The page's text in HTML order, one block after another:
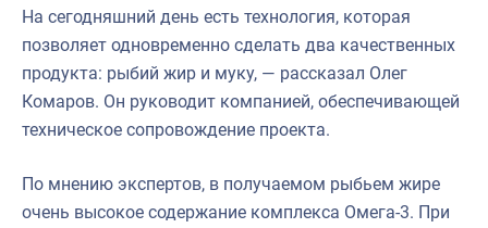
На сегодняшний день есть технология, которая
позволяет одновременно сделать два качественных
продукта: рыбий жир и муку, — рассказал Олег
Комаров. Он руководит компанией, обеспечивающей
техническое сопровождение проекта.
По мнению экспертов, в получаемом рыбьем жире
очень высокое содержание комплекса Омега-3. При